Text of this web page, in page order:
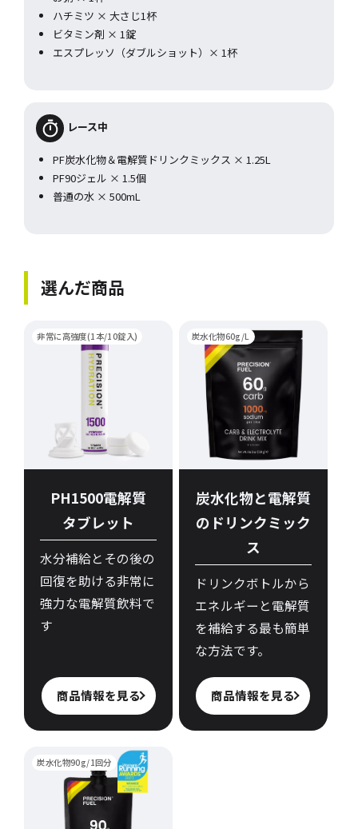
ハチミツ × 大さじ1杯
ビタミン剤 × 1錠
エスプレッソ（ダブルショット）× 1杯
レース中
PF炭水化物＆電解質ドリンクミックス × 1.25L
PF90ジェル × 1.5個
普通の水 × 500mL
選んだ商品
非常に高強度(1本/10錠入)
PH1500電解質
タブレット
水分補給とその後の
回復を助ける非常に
強力な電解質飲料で
す
商品情報を見る
炭水化物60g/L
炭水化物と電解質
のドリンクミック
ス
ドリンクボトルから
エネルギーと電解質
を補給する最も簡単
な方法です。
商品情報を見る
炭水化物90g/1回分